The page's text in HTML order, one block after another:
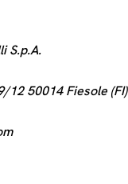
S.p.A.
12 50014 Fiesole (FI)